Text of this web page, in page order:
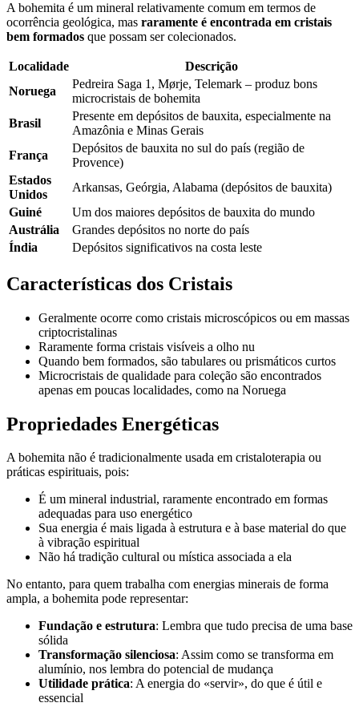
A bohemita é um mineral relativamente comum em termos de
ocorrência geológica, mas raramente é encontrada em cristais
bem formados que possam ser colecionados.
Localidade
Descrição
Noruega
Pedreira Saga 1, Mørje, Telemark – produz bons
microcristais de bohemita
Brasil
Presente em depósitos de bauxita, especialmente na
Amazônia e Minas Gerais
França
Depósitos de bauxita no sul do país (região de
Provence)
Estados
Unidos
Arkansas, Geórgia, Alabama (depósitos de bauxita)
Guiné
Um dos maiores depósitos de bauxita do mundo
Austrália
Grandes depósitos no norte do país
Índia
Depósitos significativos na costa leste
Características dos Cristais
Geralmente ocorre como cristais microscópicos ou em massas
criptocristalinas
Raramente forma cristais visíveis a olho nu
Quando bem formados, são tabulares ou prismáticos curtos
Microcristais de qualidade para coleção são encontrados
apenas em poucas localidades, como na Noruega
Propriedades Energéticas
A bohemita não é tradicionalmente usada em cristaloterapia ou
práticas espirituais, pois:
É um mineral industrial, raramente encontrado em formas
adequadas para uso energético
Sua energia é mais ligada à estrutura e à base material do que
à vibração espiritual
Não há tradição cultural ou mística associada a ela
No entanto, para quem trabalha com energias minerais de forma
ampla, a bohemita pode representar:
Fundação e estrutura: Lembra que tudo precisa de uma base
sólida
Transformação silenciosa: Assim como se transforma em
alumínio, nos lembra do potencial de mudança
Utilidade prática: A energia do «servir», do que é útil e
essencial